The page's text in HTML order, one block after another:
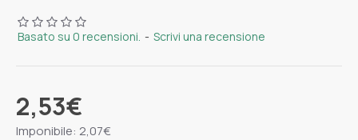
Basato su 0 recensioni. - Scrivi una recensione
2,53€
Imponibile: 2,07€